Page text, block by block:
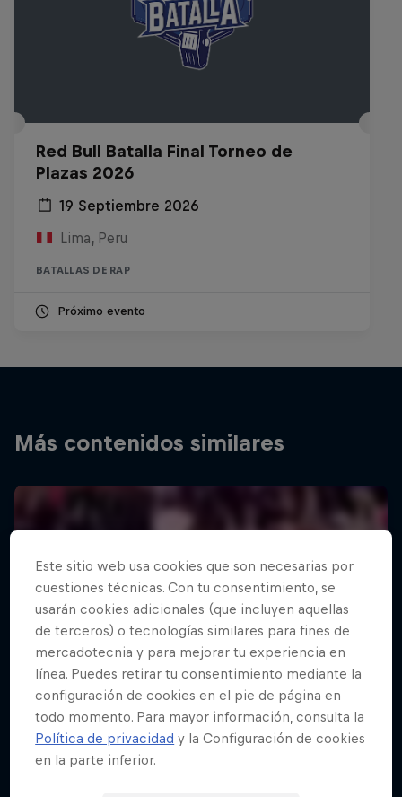
Red Bull Batalla Final Torneo de
Plazas 2026
19 Septiembre 2026
Lima, Peru
BATALLAS DE RAP
Próximo evento
Más contenidos similares
Este sitio web usa cookies que son necesarias por
cuestiones técnicas. Con tu consentimiento, se
usarán cookies adicionales (que incluyen aquellas
de terceros) o tecnologías similares para fines de
mercadotecnia y para mejorar tu experiencia en
línea. Puedes retirar tu consentimiento mediante la
configuración de cookies en el pie de página en
todo momento. Para mayor información, consulta la
Política de privacidad y la Configuración de cookies
en la parte inferior.